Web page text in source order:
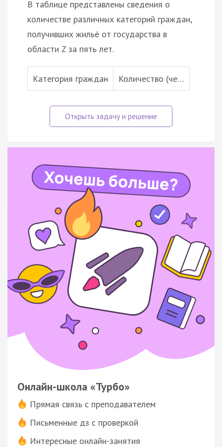
В таблице представлены сведения о
количестве различных категорий граждан,
получивших жильё от государства в
области Z за пять лет.
Категория граждан Количество (че…
Онлайн-школа «Турбо»
Прямая связь с преподавателем
Письменные дз с проверкой
Интересные онлайн-занятия